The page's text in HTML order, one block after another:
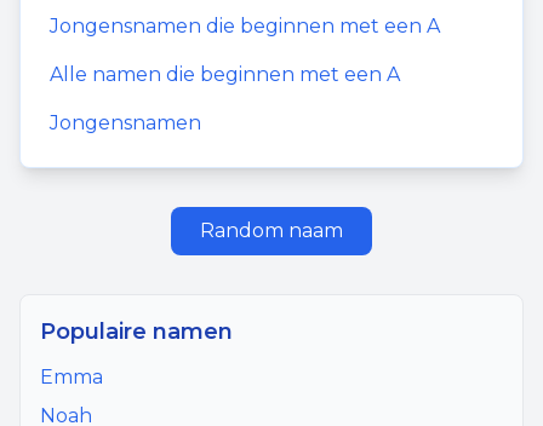
Jongensnamen die beginnen met een A
Alle namen die beginnen met een A
Jongensnamen
Random naam
Populaire namen
Emma
Noah